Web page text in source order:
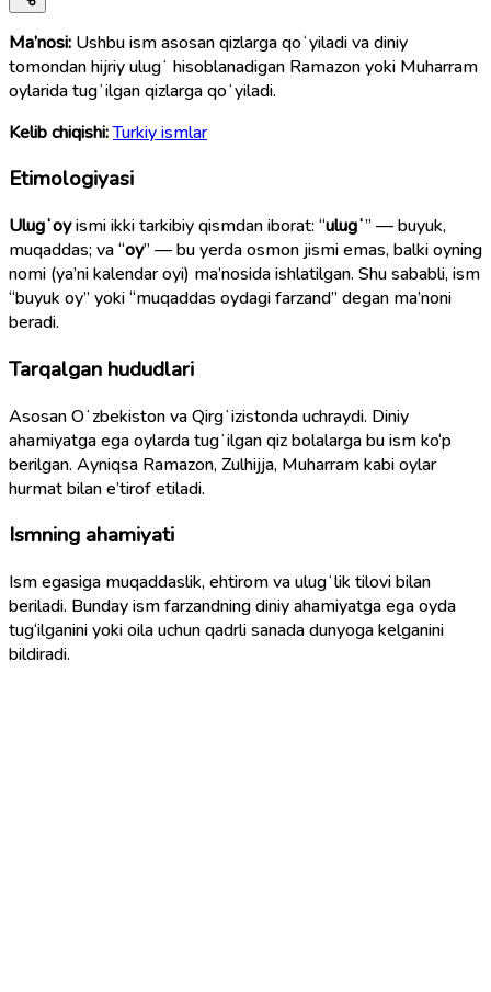
Ma’nosi: Ushbu ism asosan qizlarga qoʻyiladi va diniy
tomondan hijriy ulugʻ hisoblanadigan Ramazon yoki Muharram
oylarida tugʻilgan qizlarga qoʻyiladi.
Kelib chiqishi:Turkiy ismlar
Etimologiyasi
Ulugʻoyismi ikki tarkibiy qismdan iborat: “ulugʻ” — buyuk,
muqaddas; va “oy” — bu yerda osmon jismi emas, balki oyning
nomi (ya’ni kalendar oyi) ma’nosida ishlatilgan. Shu sababli, ism
“buyuk oy” yoki “muqaddas oydagi farzand” degan ma’noni
beradi.
Tarqalgan hududlari
Asosan Oʻzbekiston va Qirgʻizistonda uchraydi. Diniy
ahamiyatga ega oylarda tugʻilgan qiz bolalarga bu ism ko‘p
berilgan. Ayniqsa Ramazon, Zulhijja, Muharram kabi oylar
hurmat bilan e’tirof etiladi.
Ismning ahamiyati
Ism egasiga muqaddaslik, ehtirom va ulugʻlik tilovi bilan
beriladi. Bunday ism farzandning diniy ahamiyatga ega oyda
tug‘ilganini yoki oila uchun qadrli sanada dunyoga kelganini
bildiradi.